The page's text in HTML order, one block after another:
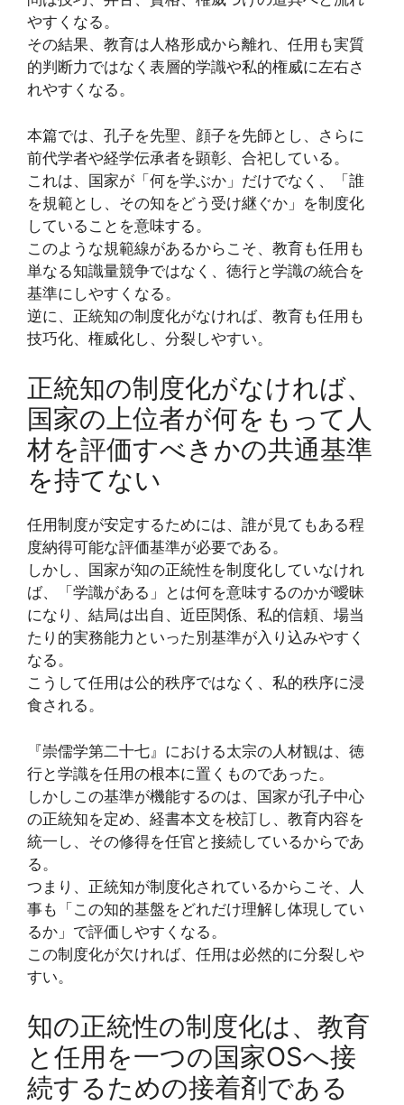
やすくなる。
その結果、教育は人格形成から離れ、任用も実質
的判断力ではなく表層的学識や私的権威に左右さ
れやすくなる。
本篇では、孔子を先聖、顔子を先師とし、さらに
前代学者や経学伝承者を顕彰、合祀している。
これは、国家が「何を学ぶか」だけでなく、「誰
を規範とし、その知をどう受け継ぐか」を制度化
していることを意味する。
このような規範線があるからこそ、教育も任用も
単なる知識量競争ではなく、徳行と学識の統合を
基準にしやすくなる。
逆に、正統知の制度化がなければ、教育も任用も
技巧化、権威化し、分裂しやすい。
正統知の制度化がなければ、
国家の上位者が何をもって人
材を評価すべきかの共通基準
を持てない
任用制度が安定するためには、誰が見てもある程
度納得可能な評価基準が必要である。
しかし、国家が知の正統性を制度化していなけれ
ば、「学識がある」とは何を意味するのかが曖昧
になり、結局は出自、近臣関係、私的信頼、場当
たり的実務能力といった別基準が入り込みやすく
なる。
こうして任用は公的秩序ではなく、私的秩序に浸
食される。
『崇儒学第二十七』における太宗の人材観は、徳
行と学識を任用の根本に置くものであった。
しかしこの基準が機能するのは、国家が孔子中心
の正統知を定め、経書本文を校訂し、教育内容を
統一し、その修得を任官と接続しているからであ
る。
つまり、正統知が制度化されているからこそ、人
事も「この知的基盤をどれだけ理解し体現してい
るか」で評価しやすくなる。
この制度化が欠ければ、任用は必然的に分裂しや
すい。
知の正統性の制度化は、教育
と任用を一つの国家OSへ接
続するための接着剤である